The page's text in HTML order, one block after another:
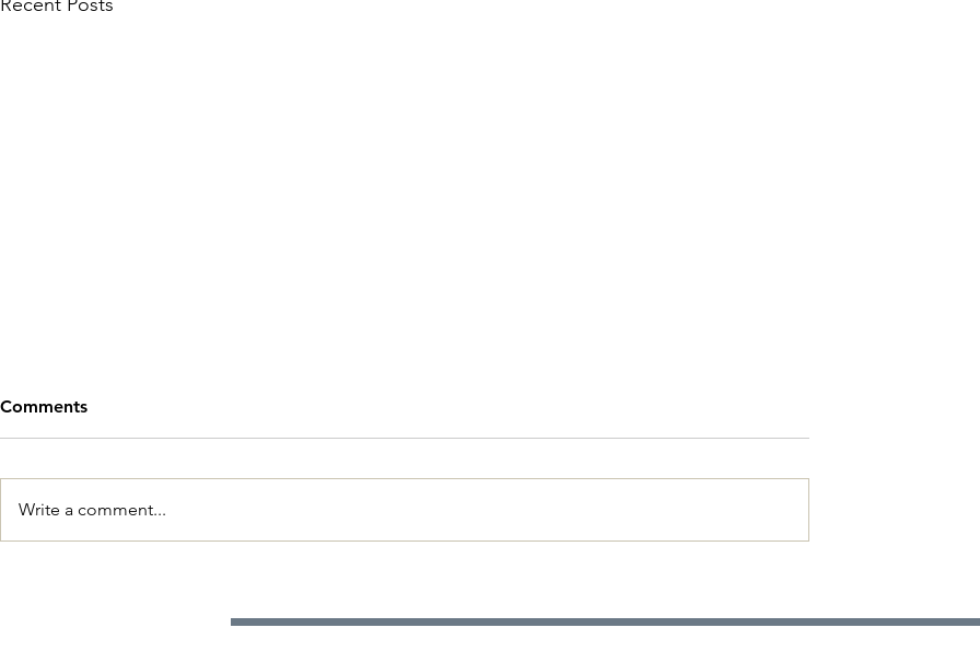
the house and at your own
Comments
Write a comment...